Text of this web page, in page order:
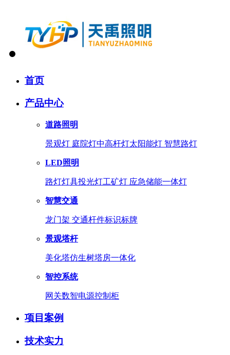
首页
产品中心
道路照明
景观灯 庭院灯中高杆灯太阳能灯 智慧路灯
LED照明
路灯灯具投光灯工矿灯 应急储能一体灯
智慧交通
龙门架 交通杆件标识标牌
景观塔杆
美化塔仿生树塔房一体化
智控系统
网关数智电源控制柜
项目案例
技术实力